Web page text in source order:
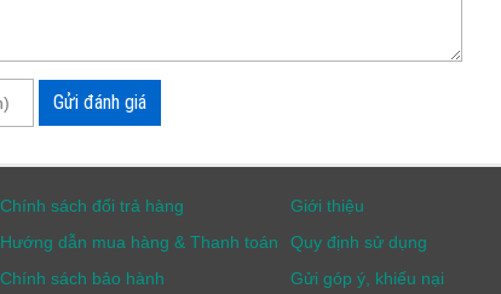
Gửi đánh giá
Chính sách đổi trả hàng
Hướng dẫn mua hàng & Thanh toán
Chính sách bảo hành
Giới thiệu
Quy định sử dụng
Gửi góp ý, khiếu nại